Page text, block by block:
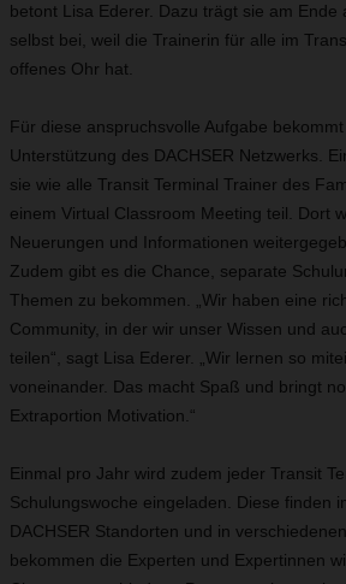
betont Lisa Ederer. Dazu trägt sie am Ende
selbst bei, weil die Trainerin für alle im
offenes Ohr hat.
Für diese anspruchsvolle Aufgabe
Unterstützung des DACHSER Netzwerks.
sie wie alle Transit Terminal Trainer des
einem Virtual Classroom Meeting teil. Dort
Neuerungen und Informationen
Zudem gibt es die Chance, separate
Themen zu bekommen. „Wir haben eine
Community, in der wir unser Wissen und
teilen“, sagt Lisa Ederer. „Wir lernen so
voneinander. Das macht Spaß und bringt
Extraportion Motivation.“
Einmal pro Jahr wird zudem jeder Transit
Schulungswoche eingeladen. Diese finden
DACHSER Standorten und in
bekommen die Experten und Expertinnen